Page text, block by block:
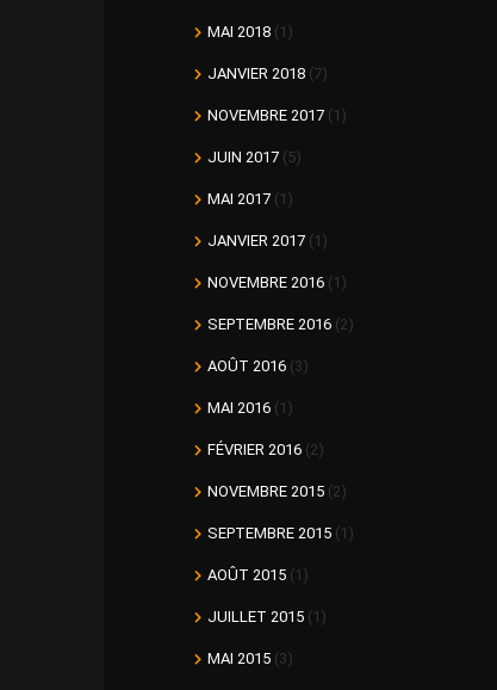
MAI 2018 (1)
JANVIER 2018 (7)
NOVEMBRE 2017 (1)
JUIN 2017 (5)
MAI 2017 (1)
JANVIER 2017 (1)
NOVEMBRE 2016 (1)
SEPTEMBRE 2016 (2)
AOÛT 2016 (3)
MAI 2016 (1)
FÉVRIER 2016 (2)
NOVEMBRE 2015 (2)
SEPTEMBRE 2015 (1)
AOÛT 2015 (1)
JUILLET 2015 (1)
MAI 2015 (3)